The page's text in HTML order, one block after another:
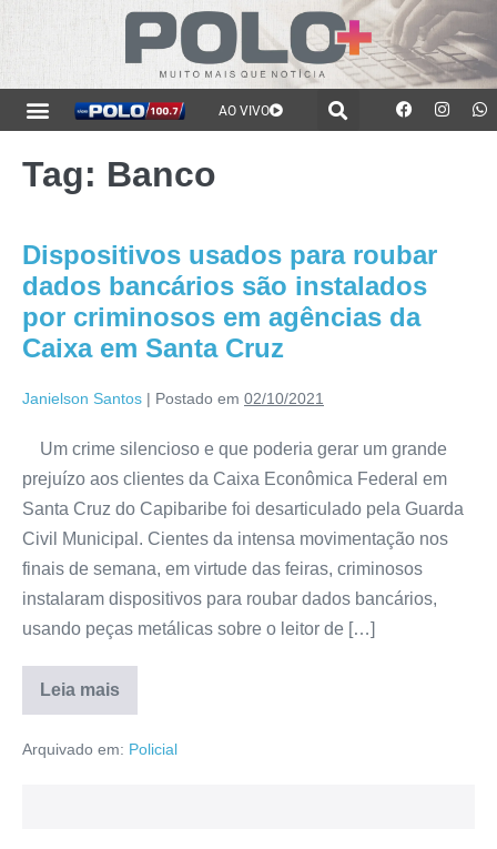
AO VIVO
Tag: Banco
Dispositivos usados para roubar
dados bancários são instalados
por criminosos em agências da
Caixa em Santa Cruz
Janielson Santos | Postado em 02/10/2021
Um crime silencioso e que poderia gerar um grande
prejuízo aos clientes da Caixa Econômica Federal em
Santa Cruz do Capibaribe foi desarticulado pela Guarda
Civil Municipal. Cientes da intensa movimentação nos
finais de semana, em virtude das feiras, criminosos
instalaram dispositivos para roubar dados bancários,
usando peças metálicas sobre o leitor de […]
Leia mais
Arquivado em: Policial